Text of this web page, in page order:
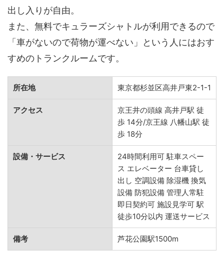
出し入りが自由。
また、無料でキュラーズシャトルが利用できるので
「車がないので荷物が運べない」という人にはおす
すめのトランクルームです。
所在地 東京都杉並区高井戸東2-1-1
アクセス
京王井の頭線 高井戸駅 徒
歩 14分/京王線 八幡山駅 徒
歩 18分
設備・サービス
24時間利用可 駐車スペー
ス エレベーター 台車貸し
出し 空調設備 除湿機 換気
設備 防犯設備 管理人常駐
即日契約可 施設見学可 駅
徒歩10分以内 運送サービス
備考 芦花公園駅1500m